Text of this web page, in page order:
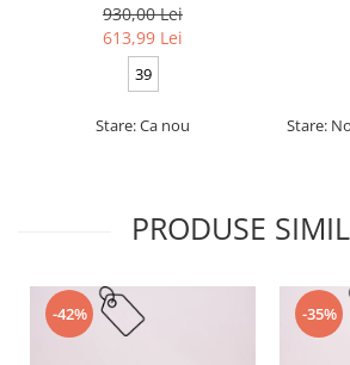
930,00 Lei
613,99 Lei
39
Stare: Ca nou Stare:
PRODUSE
-42% -35%